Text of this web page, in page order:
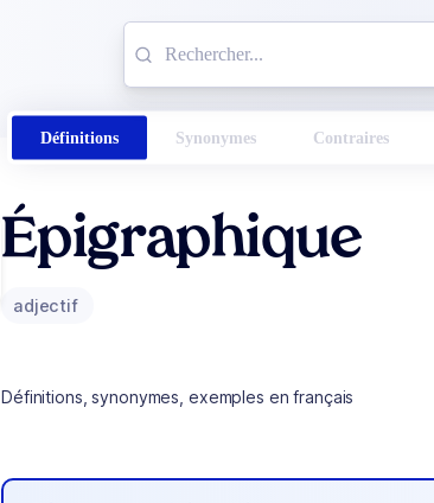
Définitions Synonymes Contraires
Épigraphique
adjectif
Définitions, synonymes, exemples en français